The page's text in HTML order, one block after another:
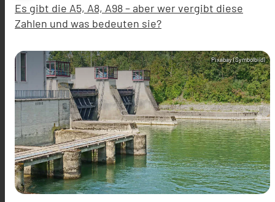
Es gibt die A5, A8, A98 – aber wer vergibt diese
Zahlen und was bedeuten sie?
Pixabay (Symbolbild)